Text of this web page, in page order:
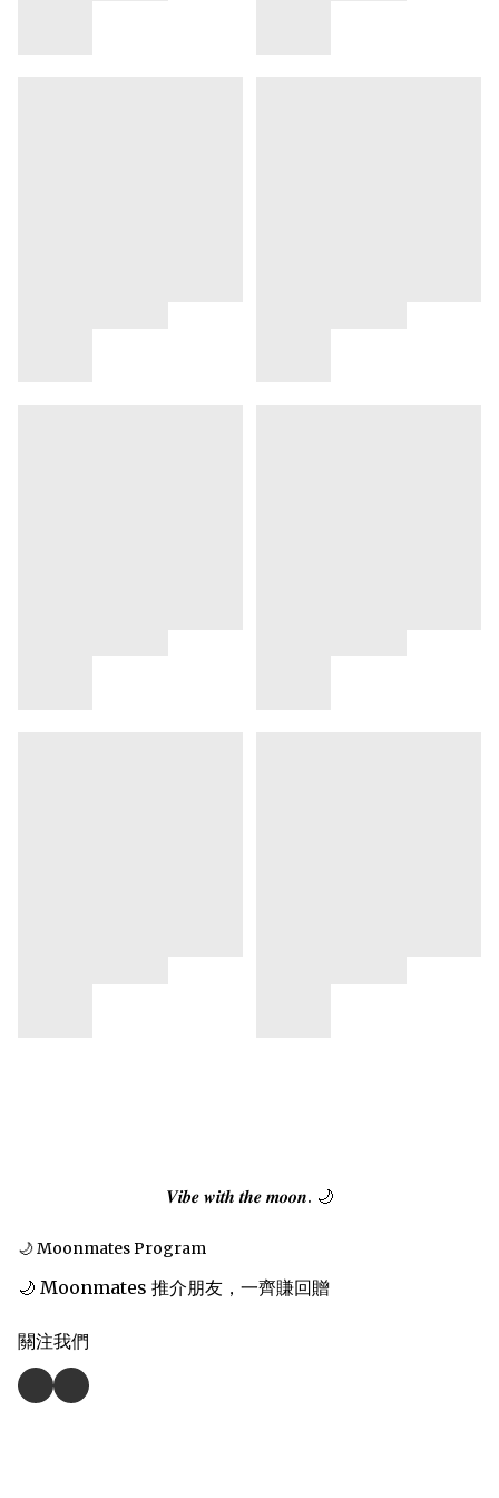
𝑽𝒊𝒃𝒆 𝒘𝒊𝒕𝒉 𝒕𝒉𝒆 𝒎𝒐𝒐𝒏. 🌙
🌙 Moonmates Program
🌙 Moonmates 推介朋友，一齊賺回贈
關注我們